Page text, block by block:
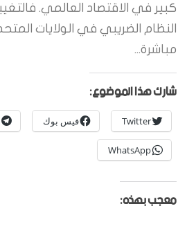
كبير في الاقتصاد العالمي.
النظام الضريبي في الولايات
مباشرة...
شارك هذا الموضوع:
Twitter فيس بوك
WhatsApp
معجب بهذه: